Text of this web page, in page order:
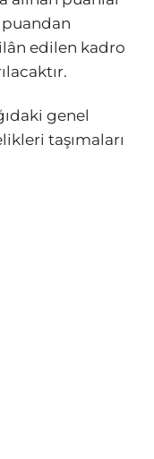
puandan
edilen kadro
genel
taşımaları